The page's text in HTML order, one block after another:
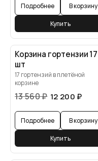
Подробнее В корзину
Купить
Корзина гортензии 17
шт
17 гортензий в плетёной
корзине
13 560₽ 12 200 ₽
Подробнее В корзину
Купить